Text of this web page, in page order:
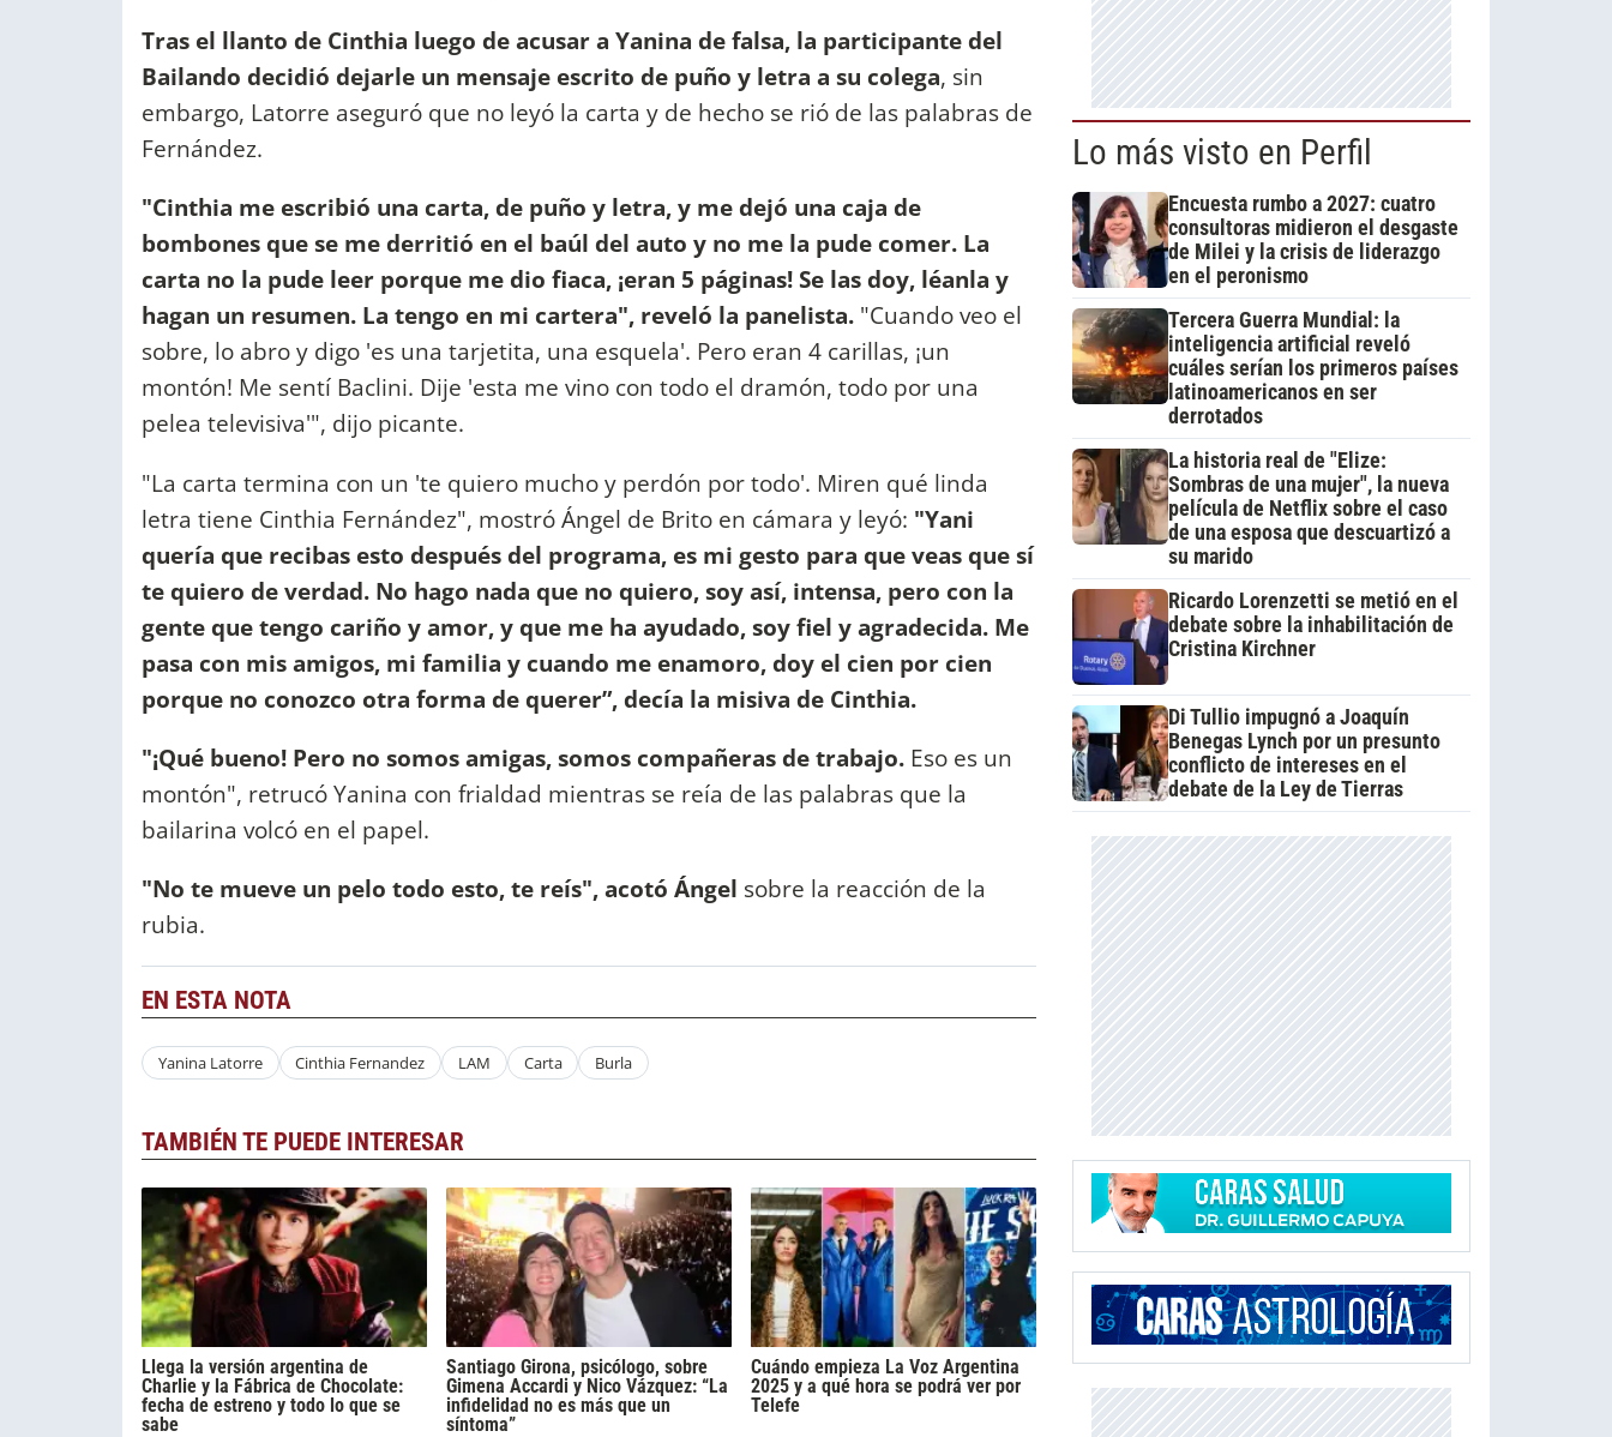
Tras el llanto de Cinthia luego de acusar a Yanina de falsa, la participante del
Bailando decidió dejarle un mensaje escrito de puño y letra a su colega, sin
embargo, Latorre aseguró que no leyó la carta y de hecho se rió de las palabras de
Fernández.
"Cinthia me escribió una carta, de puño y letra, y me dejó una caja de
bombones que se me derritió en el baúl del auto y no me la pude comer. La
carta no la pude leer porque me dio fiaca, ¡eran 5 páginas! Se las doy, léanla y
hagan un resumen. La tengo en mi cartera", reveló la panelista. "Cuando veo el
sobre, lo abro y digo 'es una tarjetita, una esquela'. Pero eran 4 carillas, ¡un
montón! Me sentí Baclini. Dije 'esta me vino con todo el dramón, todo por una
pelea televisiva'", dijo picante.
"La carta termina con un 'te quiero mucho y perdón por todo'. Miren qué linda
letra tiene Cinthia Fernández", mostró Ángel de Brito en cámara y leyó: "Yani
quería que recibas esto después del programa, es mi gesto para que veas que sí
te quiero de verdad. No hago nada que no quiero, soy así, intensa, pero con la
gente que tengo cariño y amor, y que me ha ayudado, soy fiel y agradecida. Me
pasa con mis amigos, mi familia y cuando me enamoro, doy el cien por cien
porque no conozco otra forma de querer”, decía la misiva de Cinthia.
"¡Qué bueno! Pero no somos amigas, somos compañeras de trabajo. Eso es un
montón", retrucó Yanina con frialdad mientras se reía de las palabras que la
bailarina volcó en el papel.
"No te mueve un pelo todo esto, te reís", acotó Ángel sobre la reacción de la
rubia.
EN ESTA NOTA
Yanina Latorre Cinthia Fernandez LAM Carta Burla
TAMBIÉN TE PUEDE INTERESAR
Llega la versión argentina de
Charlie y la Fábrica de Chocolate:
fecha de estreno y todo lo que se
sabe
Santiago Girona, psicólogo, sobre
Gimena Accardi y Nico Vázquez: “La
infidelidad no es más que un
síntoma”
Cuándo empieza La Voz Argentina
2025 y a qué hora se podrá ver por
Telefe
Lo más visto en Perfil
Encuesta rumbo a 2027: cuatro
consultoras midieron el desgaste
de Milei y la crisis de liderazgo
en el peronismo
Tercera Guerra Mundial: la
inteligencia artificial reveló
cuáles serían los primeros países
latinoamericanos en ser
derrotados
La historia real de "Elize:
Sombras de una mujer", la nueva
película de Netflix sobre el caso
de una esposa que descuartizó a
su marido
Ricardo Lorenzetti se metió en el
debate sobre la inhabilitación de
Cristina Kirchner
Di Tullio impugnó a Joaquín
Benegas Lynch por un presunto
conflicto de intereses en el
debate de la Ley de Tierras